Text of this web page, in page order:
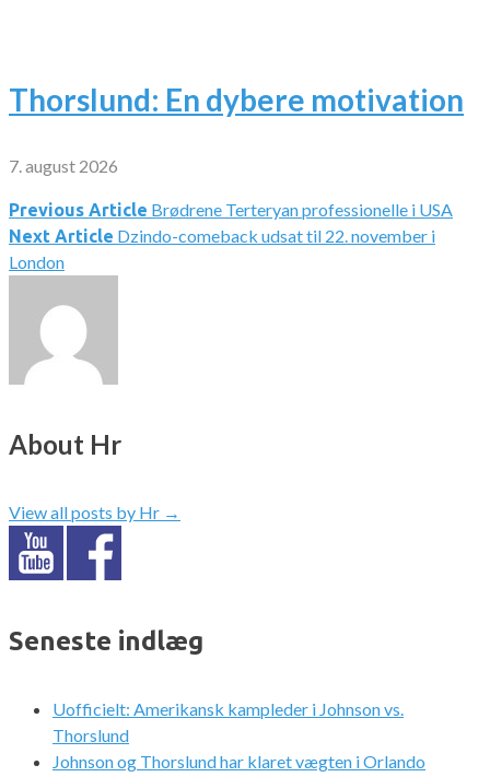
Thorslund: En dybere motivation
7. august 2026
Indlægsnavigation
Previous Article Brødrene Terteryan professionelle i USA
Next Article Dzindo-comeback udsat til 22. november i
London
About Hr
View all posts by Hr →
Seneste indlæg
Uofficielt: Amerikansk kampleder i Johnson vs.
Thorslund
Johnson og Thorslund har klaret vægten i Orlando